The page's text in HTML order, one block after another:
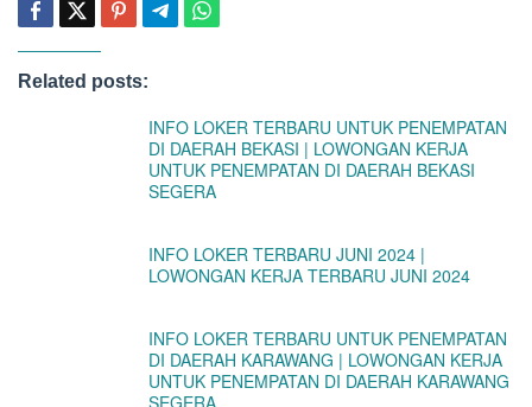
Related posts:
INFO LOKER TERBARU UNTUK PENEMPATAN
DI DAERAH BEKASI | LOWONGAN KERJA
UNTUK PENEMPATAN DI DAERAH BEKASI
SEGERA
INFO LOKER TERBARU JUNI 2024 |
LOWONGAN KERJA TERBARU JUNI 2024
INFO LOKER TERBARU UNTUK PENEMPATAN
DI DAERAH KARAWANG | LOWONGAN KERJA
UNTUK PENEMPATAN DI DAERAH KARAWANG
SEGERA